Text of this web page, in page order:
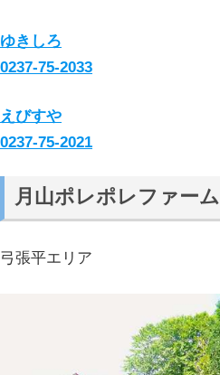
ゆきしろ
0237-75-2033
えびすや
0237-75-2021
月山ポレポレファーム
弓張平エリア